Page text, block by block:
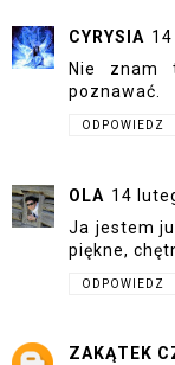
CYRYSIA
Nie znam
poznawać.
ODPOWIEDZ
OLA 14
Ja jestem
piękne,
ODPOWIEDZ
ZAKĄTEK